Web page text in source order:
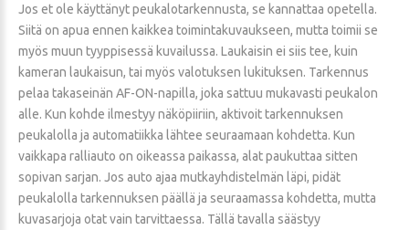
Jos et ole käyttänyt peukalotarkennusta, se kannattaa opetella.
Siitä on apua ennen kaikkea toimintakuvaukseen, mutta toimii se
myös muun tyyppisessä kuvailussa. Laukaisin ei siis tee, kuin
kameran laukaisun, tai myös valotuksen lukituksen. Tarkennus
pelaa takaseinän AF-ON-napilla, joka sattuu mukavasti peukalon
alle. Kun kohde ilmestyy näköpiiriin, aktivoit tarkennuksen
peukalolla ja automatiikka lähtee seuraamaan kohdetta. Kun
vaikkapa ralliauto on oikeassa paikassa, alat paukuttaa sitten
sopivan sarjan. Jos auto ajaa mutkayhdistelmän läpi, pidät
peukalolla tarkennuksen päällä ja seuraamassa kohdetta, mutta
kuvasarjoja otat vain tarvittaessa. Tällä tavalla säästyy